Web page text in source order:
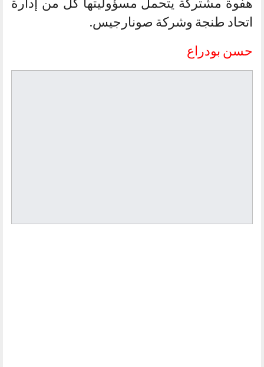
اتحاد طنجة وشركة صونارجيس.
حسن بودراع